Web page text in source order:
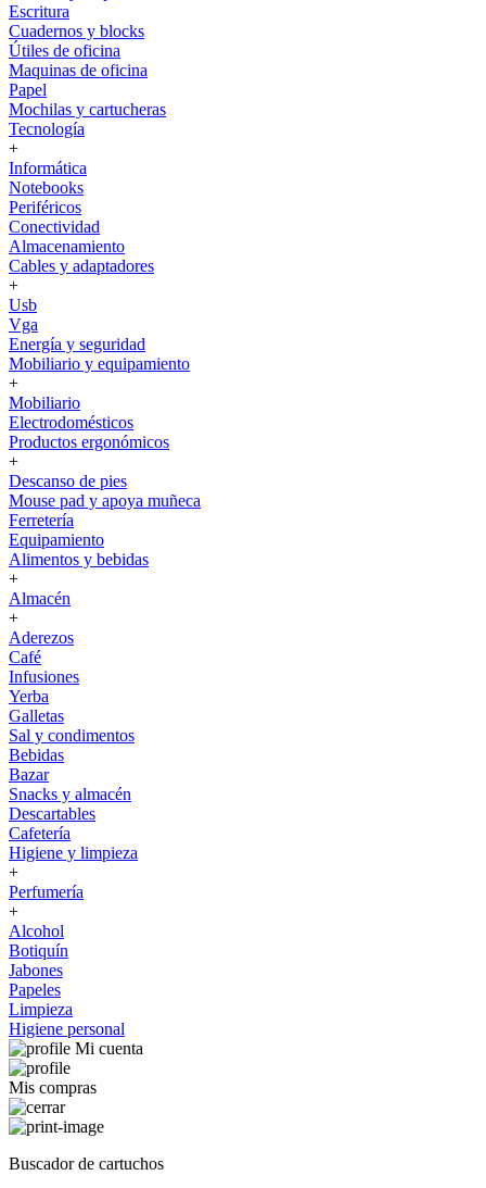
Escritura
Cuadernos y blocks
Útiles de oficina
Maquinas de oficina
Papel
Mochilas y cartucheras
Tecnología
+
Informática
Notebooks
Periféricos
Conectividad
Almacenamiento
Cables y adaptadores
+
Usb
Vga
Energía y seguridad
Mobiliario y equipamiento
+
Mobiliario
Electrodomésticos
Productos ergonómicos
+
Descanso de pies
Mouse pad y apoya muñeca
Ferretería
Equipamiento
Alimentos y bebidas
+
Almacén
+
Aderezos
Café
Infusiones
Yerba
Galletas
Sal y condimentos
Bebidas
Bazar
Snacks y almacén
Descartables
Cafetería
Higiene y limpieza
+
Perfumería
+
Alcohol
Botiquín
Jabones
Papeles
Limpieza
Higiene personal
Mi cuenta
Mis compras
Buscador de cartuchos